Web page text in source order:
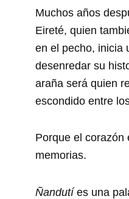
Muchos años
Eireté, quien
en el pecho, inicia
desenredar su
araña será quien
escondido entre
Porque el corazón
memorias.
Ñandutíes una